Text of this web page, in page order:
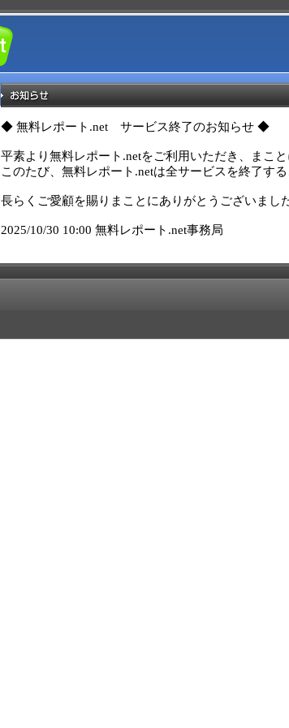
◆ 無料レポート.net　サービス終了のお知らせ ◆
平素より無料レポート.netをご利用いただき、まこと
このたび、無料レポート.netは全サービスを終了す
長らくご愛顧を賜りまことにありがとうございました
2025/10/30 10:00 無料レポート.net事務局